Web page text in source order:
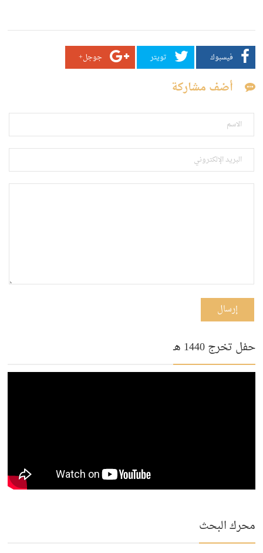
فيسبوك تويتر جوجل+
أضف مشاركة
إرسال
حفل تخرج 1440 هـ
محرك البحث